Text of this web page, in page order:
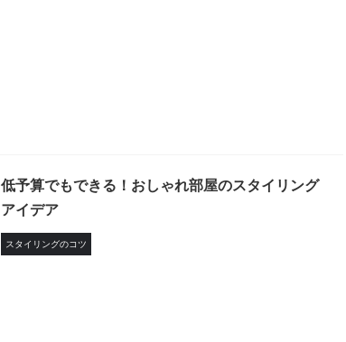
低予算でもできる！おしゃれ部屋のスタイリング
アイデア
スタイリングのコツ